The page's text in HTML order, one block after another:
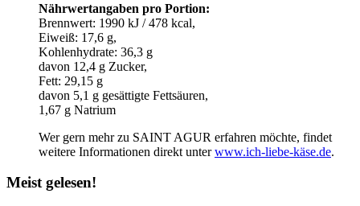
Nährwertangaben pro Portion:
Brennwert: 1990 kJ / 478 kcal,
Eiweiß: 17,6 g,
Kohlenhydrate: 36,3 g
davon 12,4 g Zucker,
Fett: 29,15 g
davon 5,1 g gesättigte Fettsäuren,
1,67 g Natrium
Wer gern mehr zu SAINT AGUR erfahren möchte, findet
weitere Informationen direkt unterwww.ich-liebe-käse.de.
Meistgelesen!